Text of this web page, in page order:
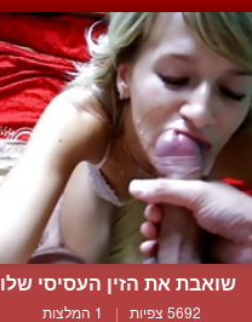
שואבת את הזין העסיסי שלו
5692 צפיות | 1 המלצות